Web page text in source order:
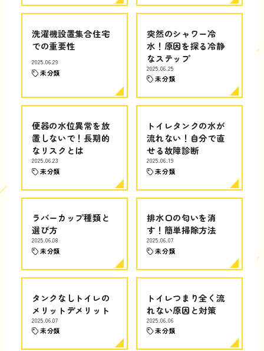
洗濯機設置集合住宅
での重要性
2025.06.29
未分類
突然のシャワー冷
水！原因を探る冷静
なステップ
2025.06.25
未分類
便器の水位異常を放
置しないで！長期的
なリスクとは
2025.06.23
未分類
トイレタンクの水が
流れない！自分で直
せる故障診断
2025.06.19
未分類
ラバーカップ種類と
選び方
2025.06.08
未分類
排水口の匂いを消
す！簡単掃除方法
2025.06.07
未分類
タンクなしトイレの
メリットデメリット
2025.06.07
未分類
トイレつまり全く流
れない原因と対策
2025.06.06
未分類